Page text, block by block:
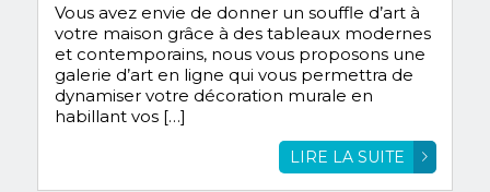
Vous avez envie de donner un souffle d’art à
votre maison grâce à des tableaux modernes
et contemporains, nous vous proposons une
galerie d’art en ligne qui vous permettra de
dynamiser votre décoration murale en
habillant vos […]
LIRE LA SUITE